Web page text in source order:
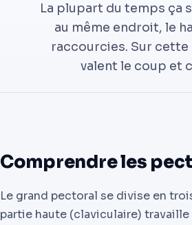
La plupart du temps ça
au même endroit, le
raccourcies. Sur
valent le coup et
Comprendre les
Le grand pectoral se divise en
partie haute (claviculaire)